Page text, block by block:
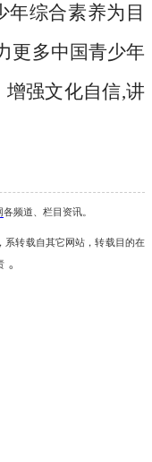
年综合素养为目
更多中国青少年
强文化自信,讲
各频道、栏目资讯
系转载自其它网站，转载目的在
。